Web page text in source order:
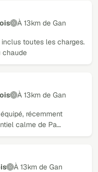
À 13km de Gan
toutes les charges.
chaude
À 13km de Gan
récemment
calme de Pa…
À 13km de Gan